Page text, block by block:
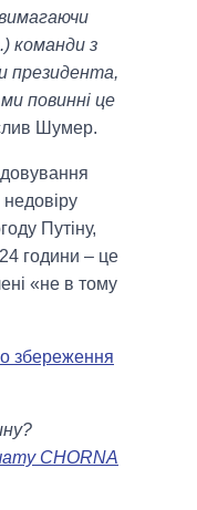
команди з
президента,
ми повинні це
Шумер.
Путіну,
години – це
«не в тому
збереження
CHORNA